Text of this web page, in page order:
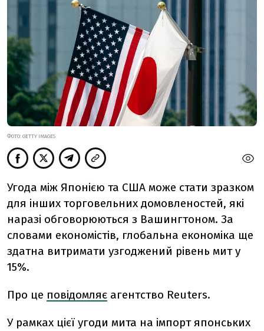
ФОТО: GETTY IMAGES
Угода між Японією та США може стати зразком
для інших торговельних домовленостей, які
наразі обговорюються з Вашингтоном. За
словами економістів, глобальна економіка ще
здатна витримати узгоджений рівень мит у
15%.
Про це повідомляє агентство Reuters.
У рамках цієї угоди мита на імпорт японських